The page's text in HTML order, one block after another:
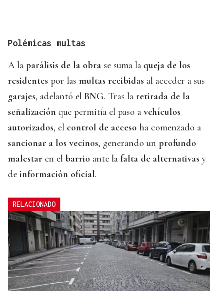
Polémicas multas
A la parálisis de la obra se suma la queja de los
residentes por las multas recibidas al acceder a sus
garajes, adelantó el BNG. Tras la retirada de la
señalización que permitía el paso a vehículos
autorizados, el control de acceso ha comenzado a
sancionar a los vecinos, generando un profundo
malestar en el barrio ante la falta de alternativas y
de información oficial.
RELACIONADO